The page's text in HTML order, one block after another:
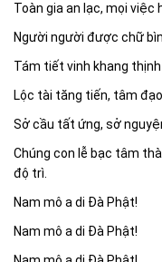
Toàn gia an lạc, mọi việc
Người người được chữ
Tám tiết vinh khang
Lộc tài tăng tiến, tâm
Sở cầu tất ứng, sở
Chúng con lễ bạc tâm
độ trì.
Nam mô a di Đà Phật!
Nam mô a di Đà Phật!